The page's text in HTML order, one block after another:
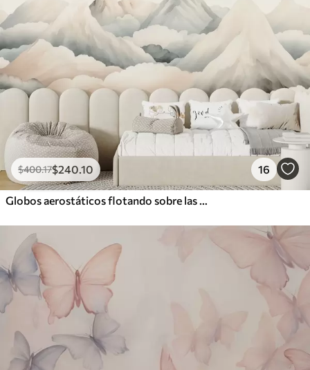
$400.17$240.10 16
Globos aerostáticos flotando sobre las montañas en tonos pastel neutros y suaves